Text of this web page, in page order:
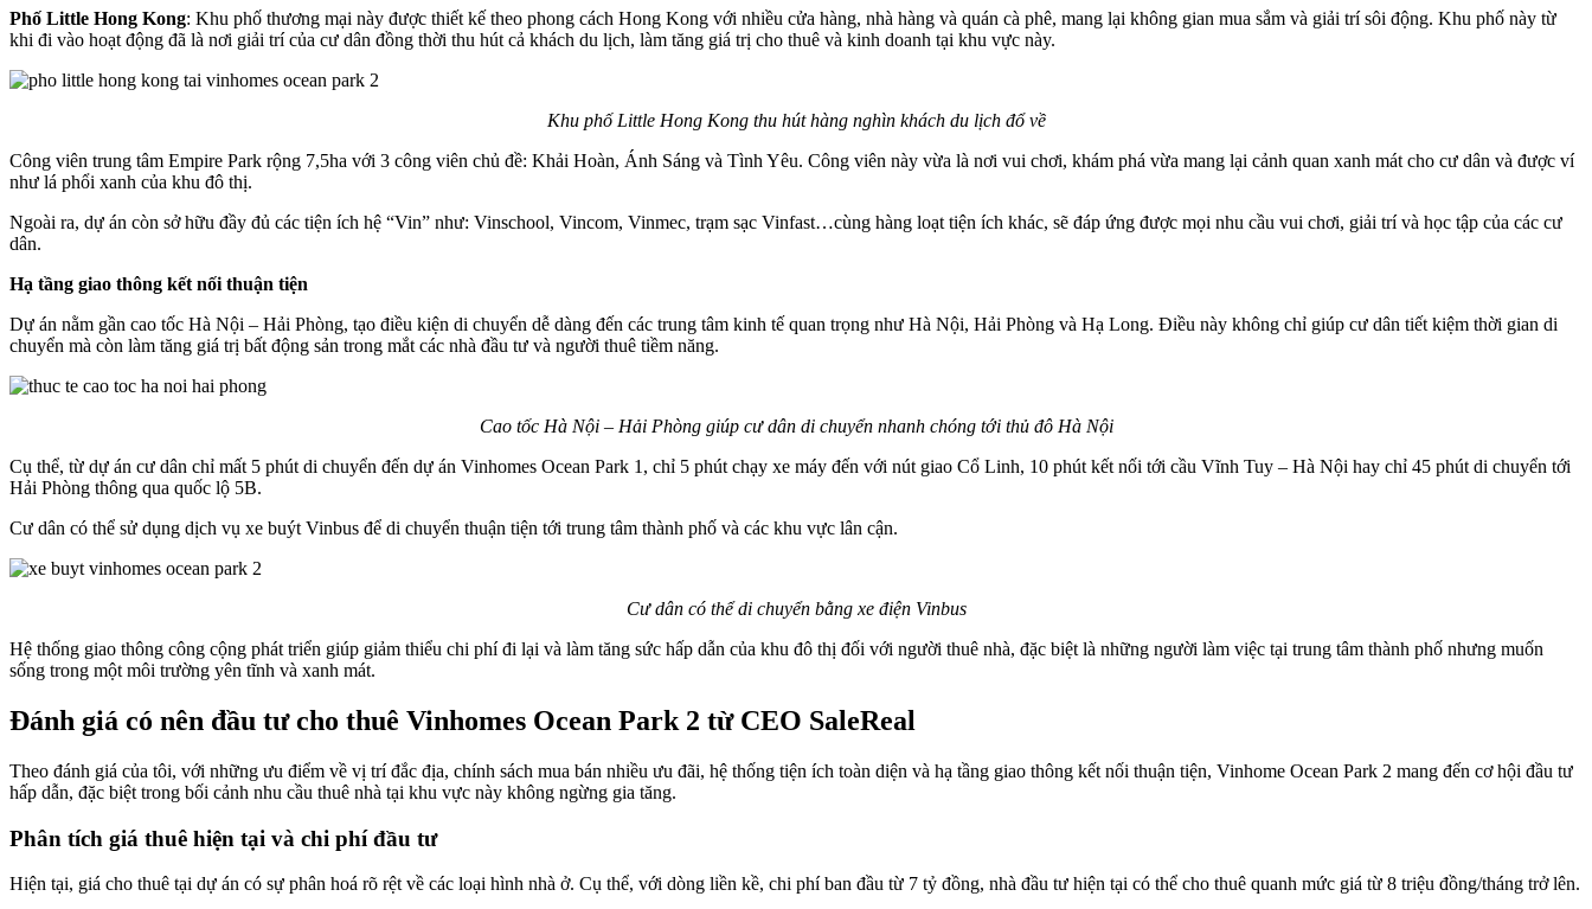
Phố Little Hong Kong: Khu phố thương mại này được thiết kế theo phong cách Hong Kong với nhiều cửa hàng, nhà hàng và quán cà phê, mang lại không gian mua sắm và giải trí sôi động. Khu phố này từ
khi đi vào hoạt động đã là nơi giải trí của cư dân đồng thời thu hút cả khách du lịch, làm tăng giá trị cho thuê và kinh doanh tại khu vực này.
Khu phố Little Hong Kong thu hút hàng nghìn khách du lịch đổ về
Công viên trung tâm Empire Park rộng 7,5ha với 3 công viên chủ đề: Khải Hoàn, Ánh Sáng và Tình Yêu. Công viên này vừa là nơi vui chơi, khám phá vừa mang lại cảnh quan xanh mát cho cư dân và được ví
như lá phổi xanh của khu đô thị.
Ngoài ra, dự án còn sở hữu đầy đủ các tiện ích hệ “Vin” như: Vinschool, Vincom, Vinmec, trạm sạc Vinfast…cùng hàng loạt tiện ích khác, sẽ đáp ứng được mọi nhu cầu vui chơi, giải trí và học tập của các cư
dân.
Hạ tầng giao thông kết nối thuận tiện
Dự án nằm gần cao tốc Hà Nội – Hải Phòng, tạo điều kiện di chuyển dễ dàng đến các trung tâm kinh tế quan trọng như Hà Nội, Hải Phòng và Hạ Long. Điều này không chỉ giúp cư dân tiết kiệm thời gian di
chuyển mà còn làm tăng giá trị bất động sản trong mắt các nhà đầu tư và người thuê tiềm năng.
Cao tốc Hà Nội – Hải Phòng giúp cư dân di chuyển nhanh chóng tới thủ đô Hà Nội
Cụ thể, từ dự án cư dân chỉ mất 5 phút di chuyển đến dự án Vinhomes Ocean Park 1, chỉ 5 phút chạy xe máy đến với nút giao Cổ Linh, 10 phút kết nối tới cầu Vĩnh Tuy – Hà Nội hay chỉ 45 phút di chuyển tới
Hải Phòng thông qua quốc lộ 5B.
Cư dân có thể sử dụng dịch vụ xe buýt Vinbus để di chuyển thuận tiện tới trung tâm thành phố và các khu vực lân cận.
Cư dân có thể di chuyển bằng xe điện Vinbus
Hệ thống giao thông công cộng phát triển giúp giảm thiểu chi phí đi lại và làm tăng sức hấp dẫn của khu đô thị đối với người thuê nhà, đặc biệt là những người làm việc tại trung tâm thành phố nhưng muốn
sống trong một môi trường yên tĩnh và xanh mát.
Đánh giá có nên đầu tư cho thuê Vinhomes Ocean Park 2 từ CEO SaleReal
Theo đánh giá của tôi, với những ưu điểm về vị trí đắc địa, chính sách mua bán nhiều ưu đãi, hệ thống tiện ích toàn diện và hạ tầng giao thông kết nối thuận tiện, Vinhome Ocean Park 2 mang đến cơ hội đầu tư
hấp dẫn, đặc biệt trong bối cảnh nhu cầu thuê nhà tại khu vực này không ngừng gia tăng.
Phân tích giá thuê hiện tại và chi phí đầu tư
Hiện tại, giá cho thuê tại dự án có sự phân hoá rõ rệt về các loại hình nhà ở. Cụ thể, với dòng liền kề, chi phí ban đầu từ 7 tỷ đồng, nhà đầu tư hiện tại có thể cho thuê quanh mức giá từ 8 triệu đồng/tháng trở lên.